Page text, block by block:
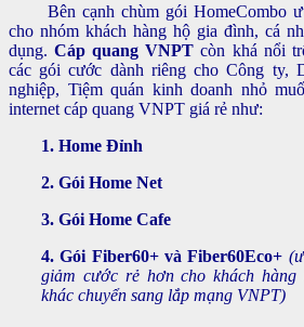
Bên cạnh chùm gói HomeCombo
cho nhóm khách hàng hộ gia đình, cá
dụng.Cáp quang VNPT còn khá nổi
các gói cước dành riêng cho Công ty,
nghiệp, Tiệm quán kinh doanh nhỏ
internet cáp quang VNPT giá rẻ như:
1. Home Đỉnh
2. Gói Home Net
3. Gói Home Cafe
4. Gói Fiber60+ và Fiber60Eco+
giảm cước rẻ hơn cho khách hàng
khác chuyển sang lắp mạng VNPT)